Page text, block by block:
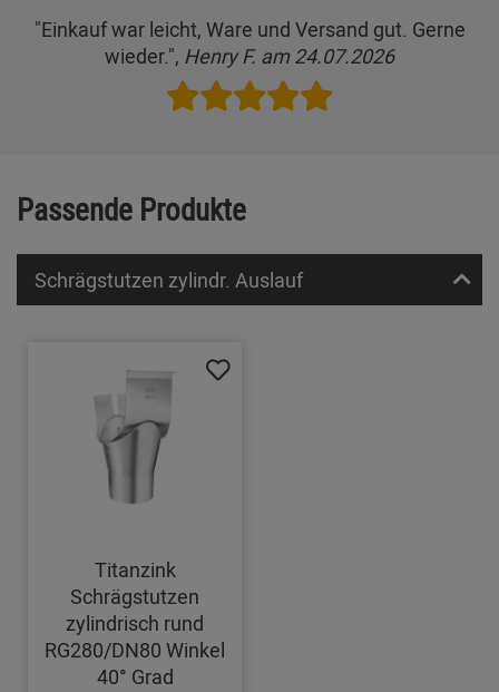
"Einkauf war leicht, Ware und Versand gut. Gerne
wieder.", Henry F. am 24.07.2026
Passende Produkte
Schrägstutzen zylindr. Auslauf
Titanzink
Schrägstutzen
zylindrisch rund
RG280/DN80 Winkel
40° Grad